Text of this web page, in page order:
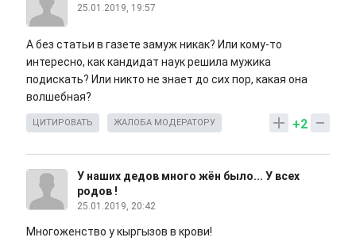
25.01.2019, 19:57
А без статьи в газете замуж никак? Или кому-то
интересно, как кандидат наук решила мужика
подискать? Или никто не знает до сих пор, какая она
волшебная?
+2
ЦИТИРОВАТЬ ЖАЛОБА МОДЕРАТОРУ
У наших дедов много жён было... У всех
родов !
25.01.2019, 20:42
Многоженство у кыргызов в крови!